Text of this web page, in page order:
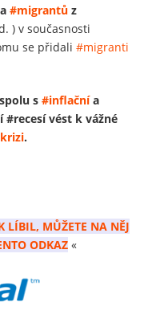
#migrantů z
) v současnosti
se přidali #migranti
s #inflačnía
vést k vážné
.
LÍBIL, MŮŽETE NA NĚJ
ODKAZ «